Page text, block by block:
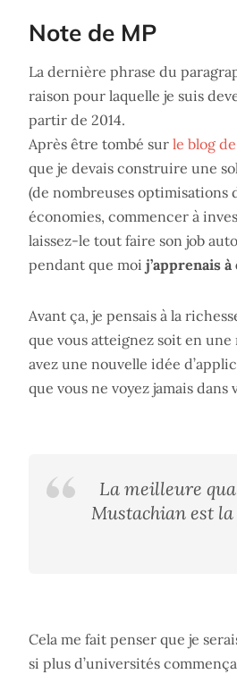
Note de MP
La dernière phrase du
raison pour laquelle je suis
partir de 2014.
Après être tombé sur le blog
que je devais construire une
(de nombreuses optimisations
économies, commencer à
laissez-le tout faire son job
pendant que moi j’apprenais
Avant ça, je pensais à la
que vous atteignez soit en
avez une nouvelle idée
que vous ne voyez jamais dans
La meilleure
Mustachian est la
Cela me fait penser que je
si plus d’universités